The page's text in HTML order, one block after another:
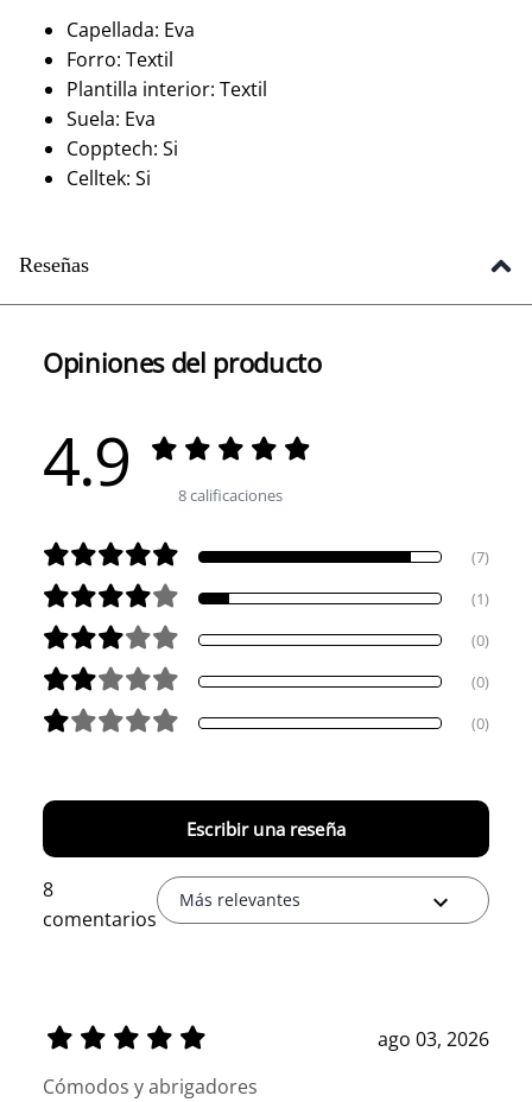
Capellada: Eva
Forro: Textil
Plantilla interior: Textil
Suela: Eva
Copptech: Si
Celltek: Si
Reseñas
Opiniones del producto
4.9 8 calificaciones
(7)
(1)
(0)
(0)
(0)
Escribir una reseña
8
comentarios
Más relevantes
ago 03, 2026
Cómodos y abrigadores